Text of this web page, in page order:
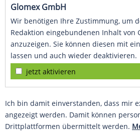
Glomex GmbH
Wir benötigen Ihre Zustimmung, um
Redaktion eingebundenen Inhalt von
anzuzeigen. Sie können diesen mit
lassen und auch wieder deaktivieren.
jetzt aktivieren
Ich bin damit einverstanden, dass mir
angezeigt werden. Damit können
Drittplattformen übermittelt werden.